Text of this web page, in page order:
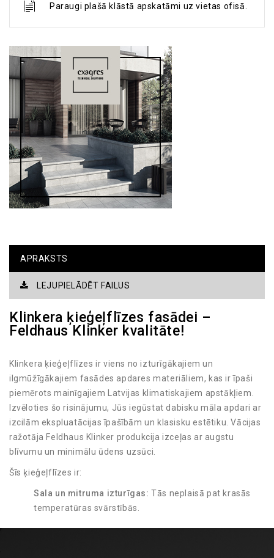
Paraugi plašā klāstā apskatāmi uz vietas ofisā.
APRAKSTS
LEJUPIELĀDĒT FAILUS
Klinkera ķieģeļflīzes fasādei –
Feldhaus Klinker kvalitāte!
Klinkera ķieģeļflīzes ir viens no izturīgākajiem un
ilgmūžīgākajiem fasādes apdares materiāliem, kas ir īpaši
piemērots mainīgajiem Latvijas klimatiskajiem apstākļiem.
Izvēloties šo risinājumu, Jūs iegūstat dabisku māla apdari ar
izcilām ekspluatācijas īpašībām un klasisku estētiku. Vācijas
ražotāja Feldhaus Klinker produkcija izceļas ar augstu
blīvumu un minimālu ūdens uzsūci.
Šīs ķieģeļflīzes ir:
Sala un mitruma izturīgas: Tās neplaisā pat krasās
temperatūras svārstībās.